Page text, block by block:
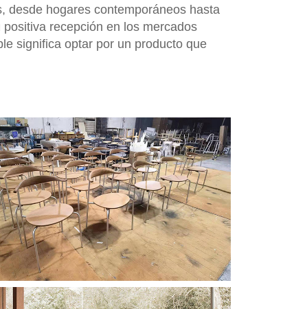
desde hogares contemporáneos hasta
recepción en los mercados
significa optar por un producto que